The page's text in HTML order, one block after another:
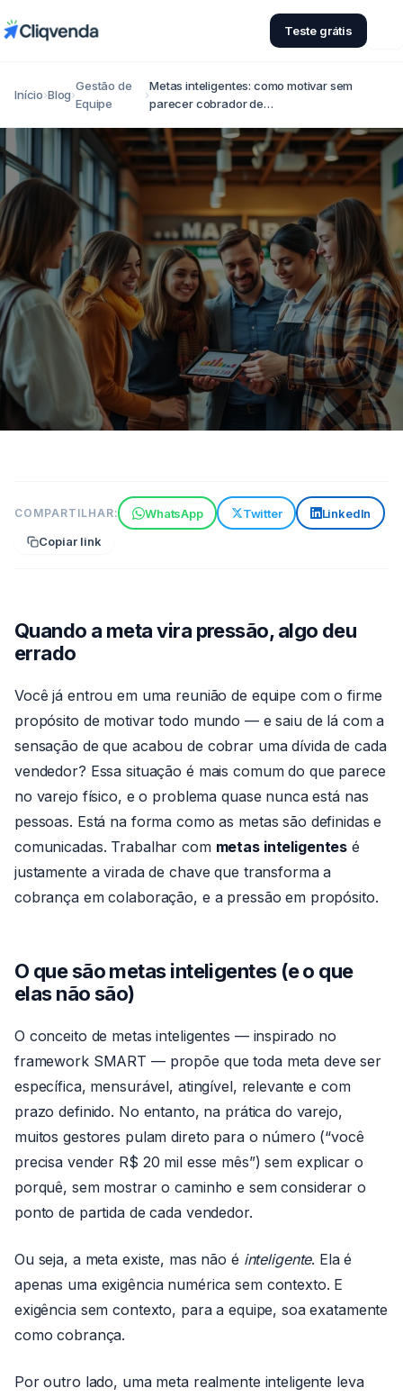
Teste grátis
Início›Blog›
Gestão de
Equipe
›
Metas inteligentes: como motivar sem
parecer cobrador de…
Metas inteligentes: como
motivar sem parecer cobrador
Por
Claude
COMPARTILHAR: WhatsApp Twitter
LinkedIn
Copiar link
Quando a meta vira pressão, algo deu
errado
Você já entrou em uma reunião de equipe com o firme
propósito de motivar todo mundo — e saiu de lá com a
sensação de que acabou de cobrar uma dívida de cada
vendedor? Essa situação é mais comum do que parece
no varejo físico, e o problema quase nunca está nas
pessoas. Está na forma como as metas são definidas e
comunicadas. Trabalhar com metas inteligentes é
justamente a virada de chave que transforma a
cobrança em colaboração, e a pressão em propósito.
O que são metas inteligentes (e o que
elas não são)
O conceito de metas inteligentes — inspirado no
framework SMART — propõe que toda meta deve ser
específica, mensurável, atingível, relevante e com
prazo definido. No entanto, na prática do varejo,
muitos gestores pulam direto para o número (“você
precisa vender R$ 20 mil esse mês”) sem explicar o
porquê, sem mostrar o caminho e sem considerar o
ponto de partida de cada vendedor.
Ou seja, a meta existe, mas não é inteligente. Ela é
apenas uma exigência numérica sem contexto. E
exigência sem contexto, para a equipe, soa exatamente
como cobrança.
Por outro lado, uma meta realmente inteligente leva